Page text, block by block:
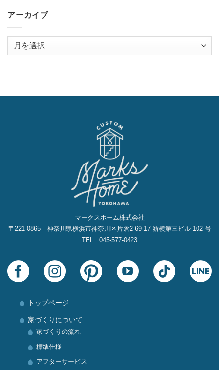
アーカイブ
ー
マークスホーム株式会社
〒221-0865 神奈川県横浜市神奈川区片倉2‐69‐17 新横第三ビル 102 号
TEL : 045-577-0423
トップページ
家づくりについて
家づくりの流れ
標準仕様
アフターサービス